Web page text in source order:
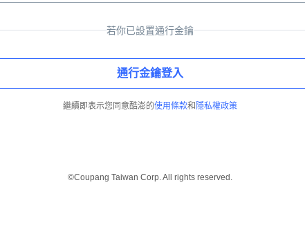
若你已設置通行金鑰
通行金鑰登入
繼續即表示您同意酷澎的使用條款和 隱私權政策
©Coupang Taiwan Corp. All rights reserved.